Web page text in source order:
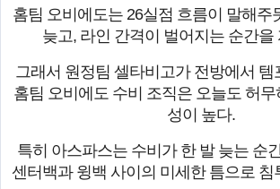
홈팀 오비에도는 26실점 흐름이 말해주
늦고, 라인 간격이 벌어지는 순간을
그래서 원정팀 셀타비고가 전방에서 템
홈팀 오비에도 수비 조직은 오늘도 허
성이 높다.
특히 아스파스는 수비가 한 발 늦는 순
센터백과 윙백 사이의 미세한 틈으로 침